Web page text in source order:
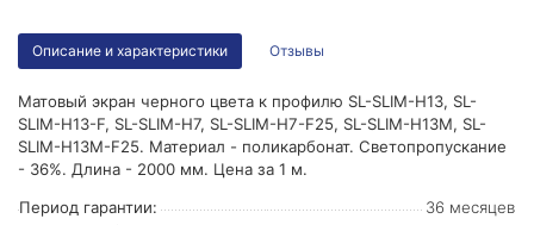
Описание и характеристики Отзывы
Матовый экран черного цвета к профилю SL-SLIM-H13, SL-
SLIM-H13-F, SL-SLIM-H7, SL-SLIM-H7-F25, SL-SLIM-H13M, SL-
SLIM-H13M-F25. Материал - поликарбонат. Светопропускание
- 36%. Длина - 2000 мм. Цена за 1 м.
Период гарантии:
36 месяцев